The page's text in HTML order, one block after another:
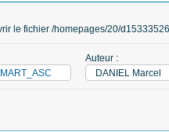
le fichier /homepages/20/
Auteur :
DANIEL Marcel